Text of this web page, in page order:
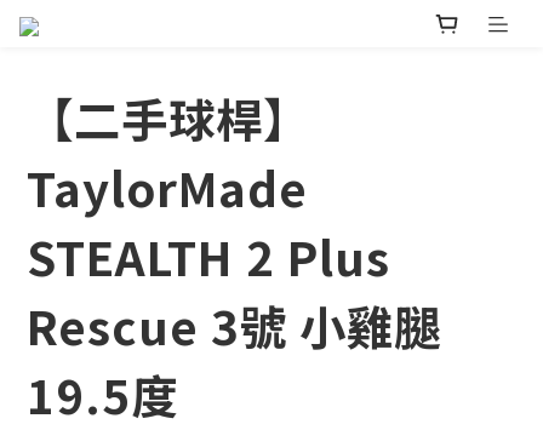
【二手球桿】
TaylorMade
STEALTH 2 Plus
Rescue 3號 小雞腿
19.5度